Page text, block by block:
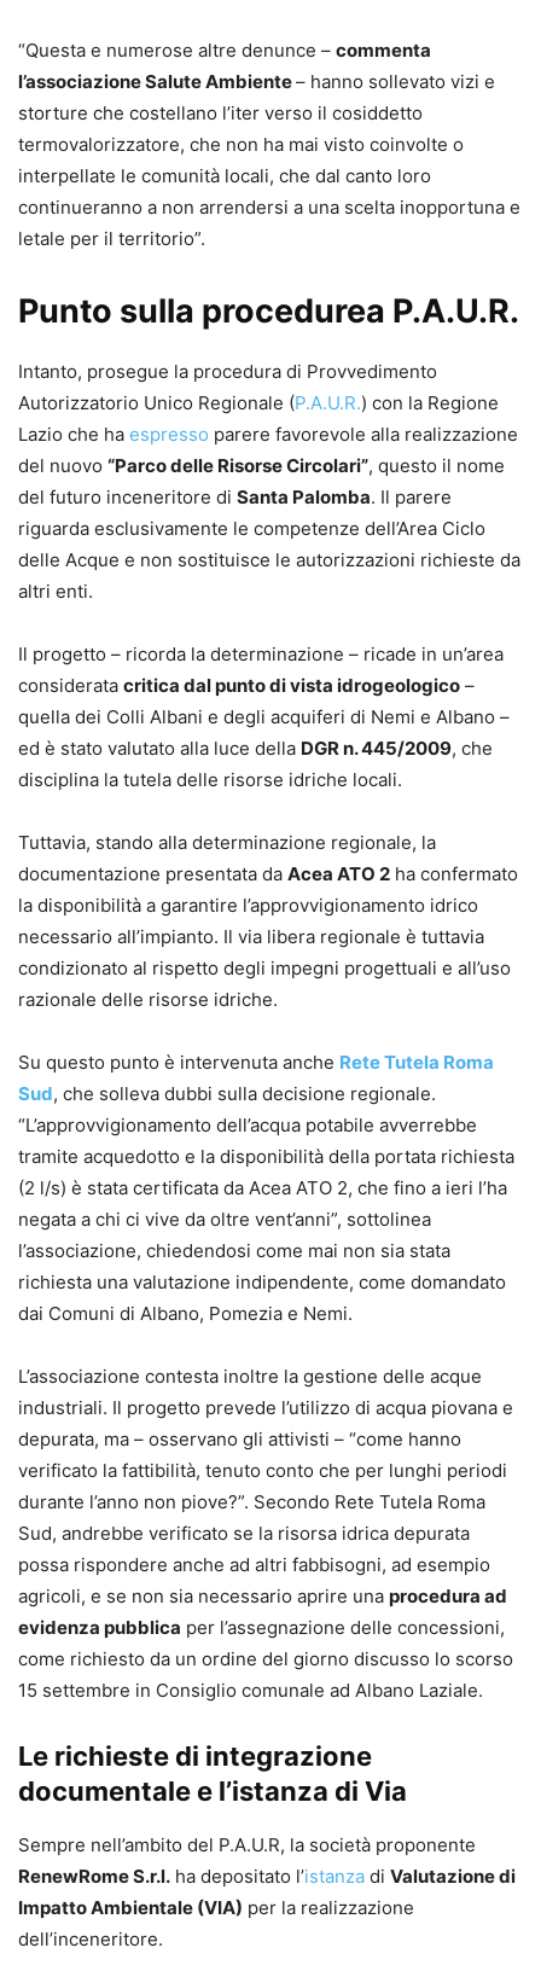
“Questa e numerose altre denunce – commenta
l’associazione Salute Ambiente– hanno sollevato vizi e
storture che costellano l’iter verso il cosiddetto
termovalorizzatore, che non ha mai visto coinvolte o
interpellate le comunità locali, che dal canto loro
continueranno a non arrendersi a una scelta inopportuna e
letale per il territorio”.
Punto sulla procedurea P.A.U.R.
Intanto, prosegue la procedura di Provvedimento
Autorizzatorio Unico Regionale (P.A.U.R.) con la Regione
Lazio che ha espresso parere favorevole alla realizzazione
del nuovo “Parco delle Risorse Circolari”, questo il nome
del futuro inceneritore di Santa Palomba. Il parere
riguarda esclusivamente le competenze dell’Area Ciclo
delle Acque e non sostituisce le autorizzazioni richieste da
altri enti.
Il progetto – ricorda la determinazione – ricade in un’area
considerata critica dal punto di vista idrogeologico –
quella dei Colli Albani e degli acquiferi di Nemi e Albano –
ed è stato valutato alla luce della DGR n. 445/2009, che
disciplina la tutela delle risorse idriche locali.
Tuttavia, stando alla determinazione regionale, la
documentazione presentata da Acea ATO 2 ha confermato
la disponibilità a garantire l’approvvigionamento idrico
necessario all’impianto. Il via libera regionale è tuttavia
condizionato al rispetto degli impegni progettuali e all’uso
razionale delle risorse idriche.
Su questo punto è intervenuta anche Rete Tutela Roma
Sud, che solleva dubbi sulla decisione regionale.
“L’approvvigionamento dell’acqua potabile avverrebbe
tramite acquedotto e la disponibilità della portata richiesta
(2 l/s) è stata certificata da Acea ATO 2, che fino a ieri l’ha
negata a chi ci vive da oltre vent’anni”, sottolinea
l’associazione, chiedendosi come mai non sia stata
richiesta una valutazione indipendente, come domandato
dai Comuni di Albano, Pomezia e Nemi.
L’associazione contesta inoltre la gestione delle acque
industriali. Il progetto prevede l’utilizzo di acqua piovana e
depurata, ma – osservano gli attivisti – “come hanno
verificato la fattibilità, tenuto conto che per lunghi periodi
durante l’anno non piove?”. Secondo Rete Tutela Roma
Sud, andrebbe verificato se la risorsa idrica depurata
possa rispondere anche ad altri fabbisogni, ad esempio
agricoli, e se non sia necessario aprire una procedura ad
evidenza pubblica per l’assegnazione delle concessioni,
come richiesto da un ordine del giorno discusso lo scorso
15 settembre in Consiglio comunale ad Albano Laziale.
Le richieste di integrazione
documentale e l’istanza di Via
Sempre nell’ambito del P.A.U.R, la società proponente
RenewRome S.r.l. ha depositato l’istanza di Valutazione di
Impatto Ambientale (VIA) per la realizzazione
dell’inceneritore.